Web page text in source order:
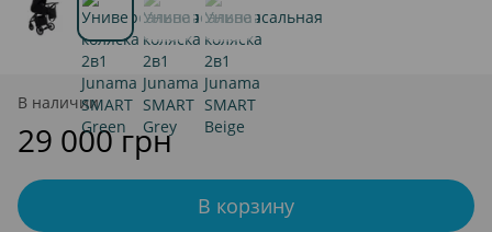
В наличии
29 000 грн
В корзину